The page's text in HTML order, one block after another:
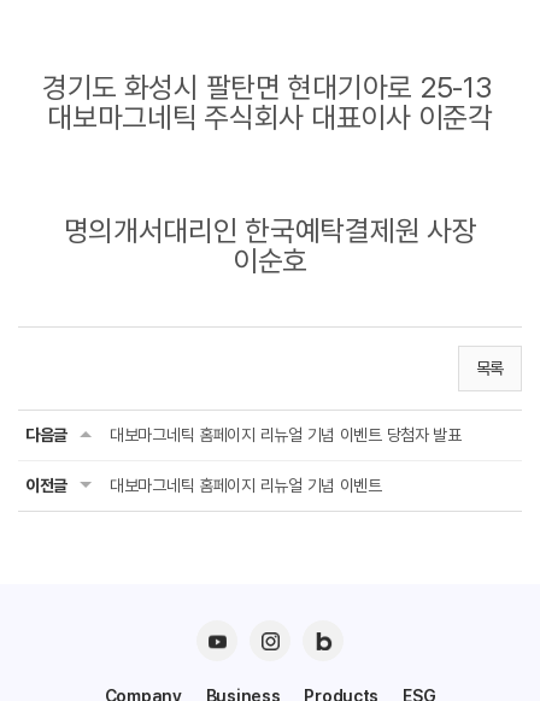
경기도 화성시 팔탄면 현대기아로 25-13
대보마그네틱 주식회사 대표이사 이준각
명의개서대리인 한국예탁결제원 사장
이순호
목록
다음글 대보마그네틱 홈페이지 리뉴얼 기념 이벤트 당첨자 발표
이전글 대보마그네틱 홈페이지 리뉴얼 기념 이벤트
Company Business Products ESG